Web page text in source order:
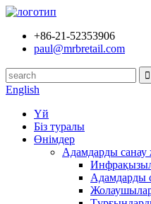
+86-21-52353906
paul@mrbretail.com
English
Үй
Біз туралы
Өнімдер
Адамдарды санау
Инфрақызыл
Адамдарды